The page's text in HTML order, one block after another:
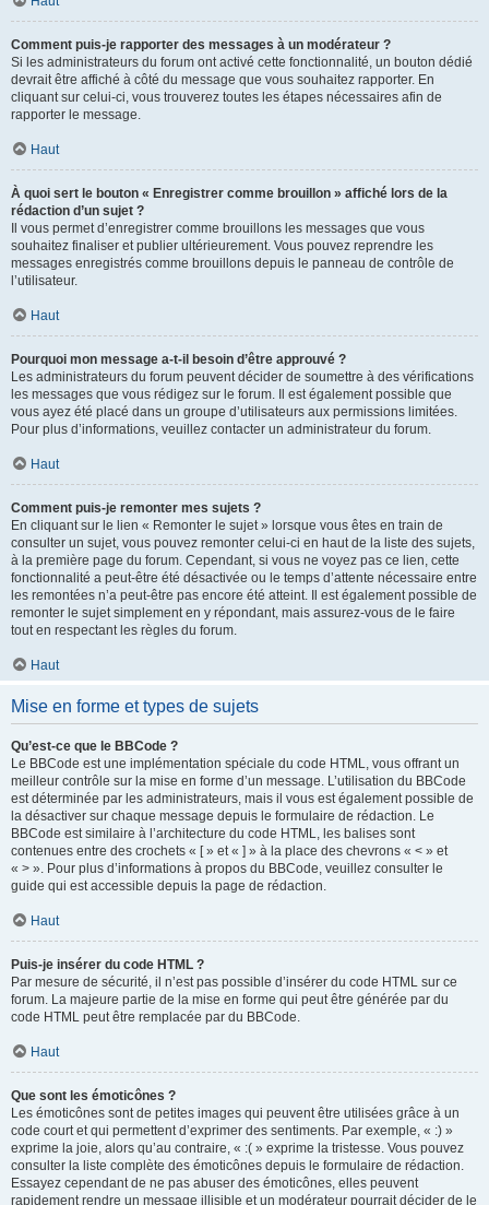
Comment puis-je rapporter des messages à un modérateur ?
Si les administrateurs du forum ont activé cette fonctionnalité, un bouton dédié
devrait être affiché à côté du message que vous souhaitez rapporter. En
cliquant sur celui-ci, vous trouverez toutes les étapes nécessaires afin de
rapporter le message.
Haut
À quoi sert le bouton « Enregistrer comme brouillon » affiché lors de la
rédaction d’un sujet ?
Il vous permet d’enregistrer comme brouillons les messages que vous
souhaitez finaliser et publier ultérieurement. Vous pouvez reprendre les
messages enregistrés comme brouillons depuis le panneau de contrôle de
l’utilisateur.
Haut
Pourquoi mon message a-t-il besoin d’être approuvé ?
Les administrateurs du forum peuvent décider de soumettre à des vérifications
les messages que vous rédigez sur le forum. Il est également possible que
vous ayez été placé dans un groupe d’utilisateurs aux permissions limitées.
Pour plus d’informations, veuillez contacter un administrateur du forum.
Haut
Comment puis-je remonter mes sujets ?
En cliquant sur le lien « Remonter le sujet » lorsque vous êtes en train de
consulter un sujet, vous pouvez remonter celui-ci en haut de la liste des sujets,
à la première page du forum. Cependant, si vous ne voyez pas ce lien, cette
fonctionnalité a peut-être été désactivée ou le temps d’attente nécessaire entre
les remontées n’a peut-être pas encore été atteint. Il est également possible de
remonter le sujet simplement en y répondant, mais assurez-vous de le faire
tout en respectant les règles du forum.
Haut
Mise en forme et types de sujets
Qu’est-ce que le BBCode ?
Le BBCode est une implémentation spéciale du code HTML, vous offrant un
meilleur contrôle sur la mise en forme d’un message. L’utilisation du BBCode
est déterminée par les administrateurs, mais il vous est également possible de
la désactiver sur chaque message depuis le formulaire de rédaction. Le
BBCode est similaire à l’architecture du code HTML, les balises sont
contenues entre des crochets « [ » et « ] » à la place des chevrons « < » et
« > ». Pour plus d’informations à propos du BBCode, veuillez consulter le
guide qui est accessible depuis la page de rédaction.
Haut
Puis-je insérer du code HTML ?
Par mesure de sécurité, il n’est pas possible d’insérer du code HTML sur ce
forum. La majeure partie de la mise en forme qui peut être générée par du
code HTML peut être remplacée par du BBCode.
Haut
Que sont les émoticônes ?
Les émoticônes sont de petites images qui peuvent être utilisées grâce à un
code court et qui permettent d’exprimer des sentiments. Par exemple, « :) »
exprime la joie, alors qu’au contraire, « :( » exprime la tristesse. Vous pouvez
consulter la liste complète des émoticônes depuis le formulaire de rédaction.
Essayez cependant de ne pas abuser des émoticônes, elles peuvent
rapidement rendre un message illisible et un modérateur pourrait décider de le